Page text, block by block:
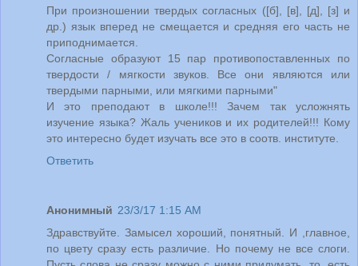
При произношении твердых согласных ([б], [в], [д], [з] и
др.) язык вперед не смещается и средняя его часть не
приподнимается.
Согласные образуют 15 пар противопоставленных по
твердости / мягкости звуков. Все они являются или
твердыми парными, или мягкими парными"
И это преподают в школе!!! Зачем так усложнять
изучение языка? Жаль учеников и их родителей!!! Кому
это интересно будет изучать все это в соотв. институте.
Ответить
Анонимный 23/3/17 1:15 AM
Здравствуйте. Замысел хороший, понятный. И ,главное,
по цвету сразу есть различие. Но почему не все слоги.